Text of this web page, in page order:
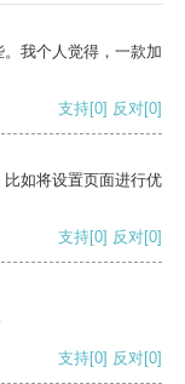
我个人觉得，一款加
支持[0] 反对[0]
如将设置页面进行优
支持[0] 反对[0]
支持[0] 反对[0]